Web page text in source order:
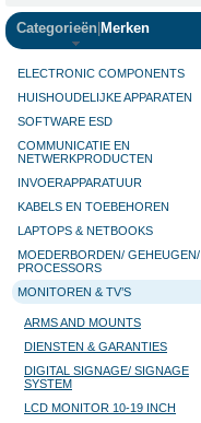
Categorieën Merken
ELECTRONIC COMPONENTS
HUISHOUDELIJKE APPARATEN
SOFTWARE ESD
COMMUNICATIE EN
NETWERKPRODUCTEN
INVOERAPPARATUUR
KABELS EN TOEBEHOREN
LAPTOPS & NETBOOKS
MOEDERBORDEN/ GEHEUGEN/
PROCESSORS
MONITOREN & TV’S
ARMS AND MOUNTS
DIENSTEN & GARANTIES
DIGITAL SIGNAGE/ SIGNAGE
SYSTEM
LCD MONITOR 10-19 INCH